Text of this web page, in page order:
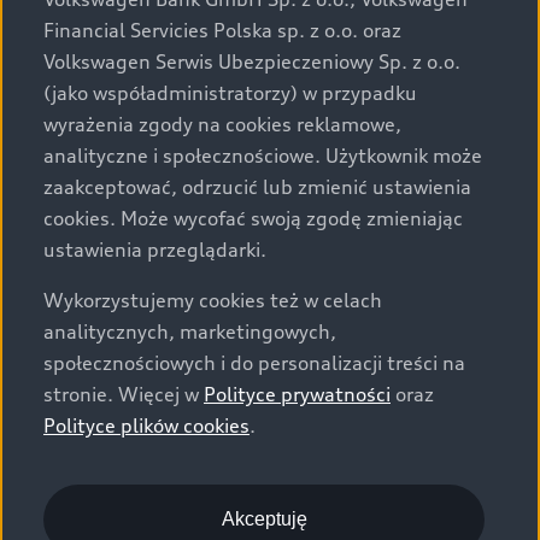
za dopłatą. Wiążące ustalenie ceny, wyposażenia i
specyfikacji pojazdu następują w umowie sprzedaży, a
określenie parametrów technicznych zawiera
świadectwo homologacji typu pojazdu. Zastrzegamy
sobie prawo do zmian i pomyłek. Wszelkie informacje
prezentowane na stronie są aktualne na dzień ich
zamieszczania. W celu uzyskania najnowszych
informacji prosimy kontaktować się z Partnerem Marki
Audi.
Wszystkie produkowane obecnie samochody marki Audi
są wykonywane z materiałów spełniających pod
względem możliwości odzysku i recyklingu wymagania
określone w normie ISO 22628 i są zgodne z
europejskimi świadectwami homologacji wydanymi wg
o.o. podlega obowiązkowi zapewnienia wszystkim
użytkownikom samochodów marki Volkswagen sieci
Financial Servicies Polska sp. z o.o. oraz
Volkswagen Serwis Ubezpieczeniowy Sp. z o.o.
(jako współadministratorzy) w przypadku
wyrażenia zgody na cookies reklamowe,
analityczne i społecznościowe. Użytkownik może
zaakceptować, odrzucić lub zmienić ustawienia
cookies. Może wycofać swoją zgodę zmieniając
ustawienia przeglądarki.
Wykorzystujemy cookies też w celach
analitycznych, marketingowych,
społecznościowych i do personalizacji treści na
stronie. Więcej w Polityce prywatności oraz
Polityce plików cookies.
Akceptuję